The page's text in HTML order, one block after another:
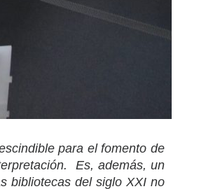
para el fomento de
Es, además, un
bibliotecas del siglo XXI no